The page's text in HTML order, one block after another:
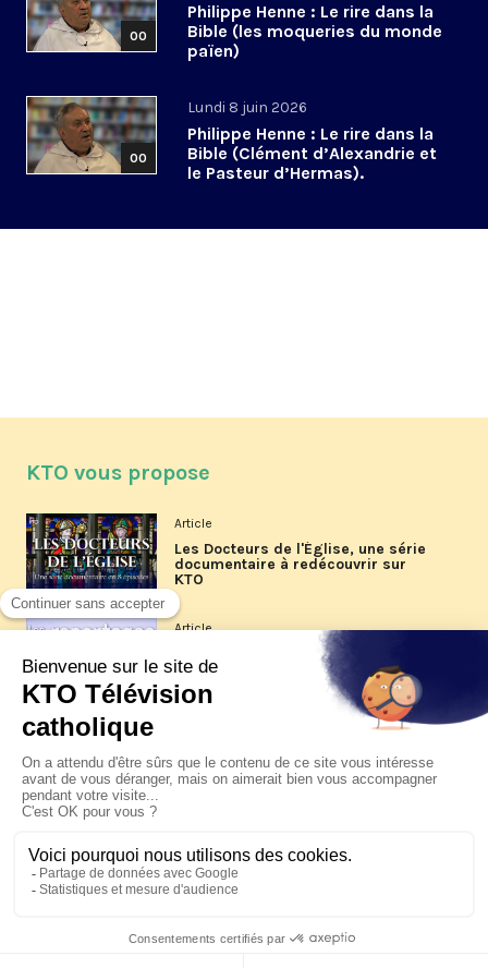
00
Philippe Henne : Le rire dans la
Bible (les moqueries du monde
païen)
00
Lundi 8 juin 2026
Philippe Henne : Le rire dans la
Bible (Clément d’Alexandrie et
le Pasteur d’Hermas).
KTO vous propose
Article
Les Docteurs de l'Église, une série
documentaire à redécouvrir sur
KTO
Article
Les reportages d'été 2026 de KTO
La visite pastorale du pape Léon
XIV à Assise à suivre sur KTO le
jeudi 6 août
Le pape en Uruguay, Argentine et
Pérou du 6 au 17 novembre 2026